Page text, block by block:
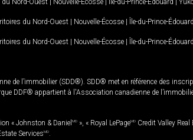
du Nord-Ouest | Nouvelle-Écosse | Île-du-Prince-Édouard
du Nord-Ouest | Nouvelle-Écosse | Île-du-Prince-Édouard
de l’immobilier (SDD®). SDD® met en référence des
DDF® appartient à l'Association canadienne de
« Johnston & Daniel MD », « Royal LePageMD Credit Valley Real
ServicesMD